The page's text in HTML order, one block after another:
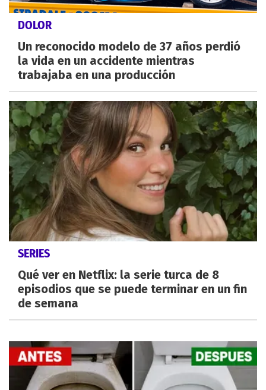
DOLOR
Un reconocido modelo de 37 años perdió
la vida en un accidente mientras
trabajaba en una producción
SERIES
Qué ver en Netflix: la serie turca de 8
episodios que se puede terminar en un fin
de semana